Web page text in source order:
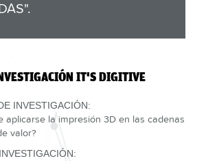
IT'S DIGITIVE
INVESTIGACIÓN:
aplicarse la impresión 3D en las cadenas
valor?